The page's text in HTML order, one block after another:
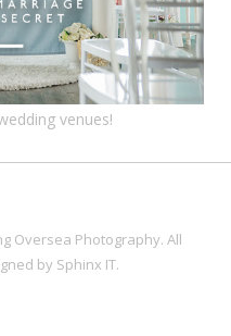
venues!
Oversea Photography. All
by Sphinx IT.